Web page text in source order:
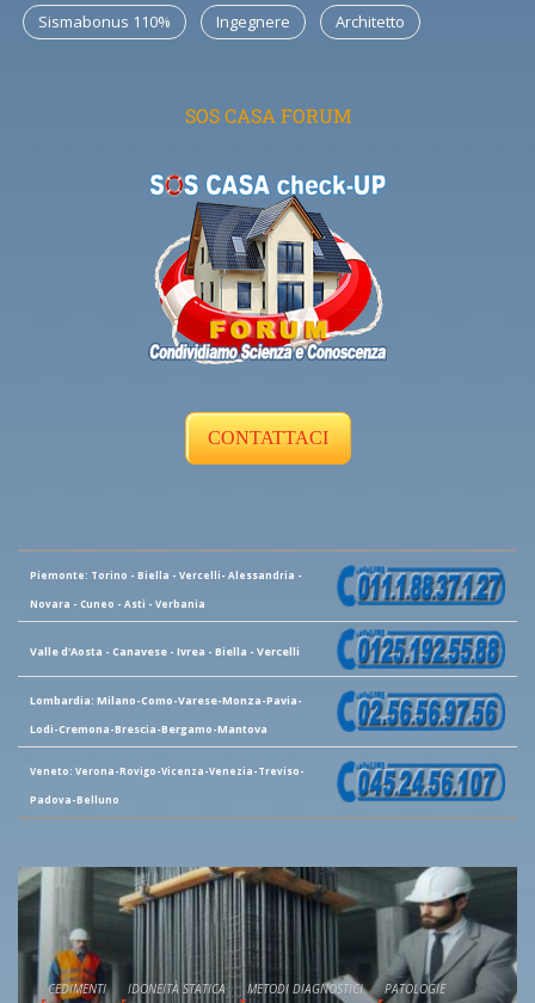
Sismabonus 110% Ingegnere Architetto
SOS CASA FORUM
CONTATTACI
Piemonte: Torino - Biella - Vercelli- Alessandria -
Novara - Cuneo - Asti - Verbania
Valle d'Aosta - Canavese - Ivrea - Biella - Vercelli
Lombardia: Milano-Como-Varese-Monza-Pavia-
Lodi-Cremona-Brescia-Bergamo-Mantova
Veneto: Verona-Rovigo-Vicenza-Venezia-Treviso-
Padova-Belluno
CEDIMENTI IDONEITÀ STATICA METODI DIAGNOSTICI
PATOLOGIE